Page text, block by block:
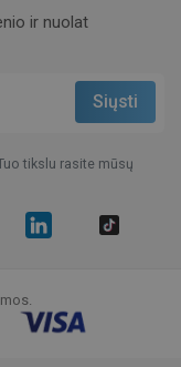
ir nuolat
tikslu rasite mūsų